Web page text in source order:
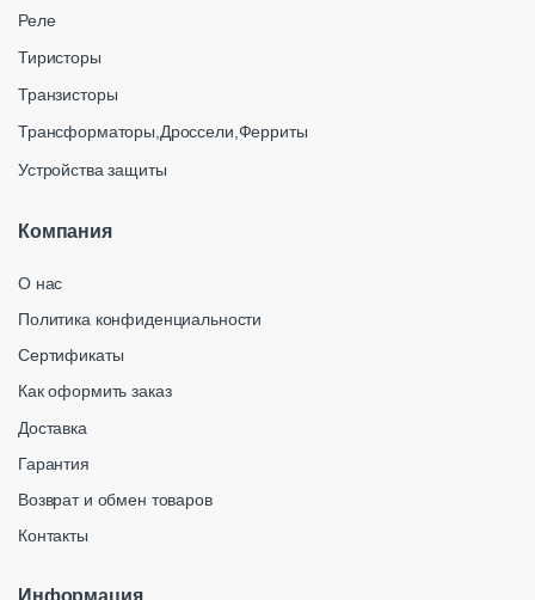
Реле
Тиристоры
Транзисторы
Трансформаторы,Дроссели,Ферриты
Устройства защиты
Компания
О нас
Политика конфиденциальности
Сертификаты
Как оформить заказ
Доставка
Гарантия
Возврат и обмен товаров
Контакты